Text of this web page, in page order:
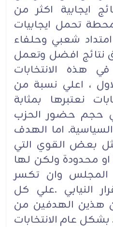
ايجابية اكثر من
تحمل ايجابيات
شعبي وحلفاء
نتائج افضل وتعمل
هذه الانتخابات
، اعلي نسبة من
نعتبرها بمثابة
حجم حضور الحزب
اما الهدف
بعض القوي التي
محدودة ولكن لها
وان تكسر
النيابي .علي كل
هذين الهدفين من
عام الانتخابات